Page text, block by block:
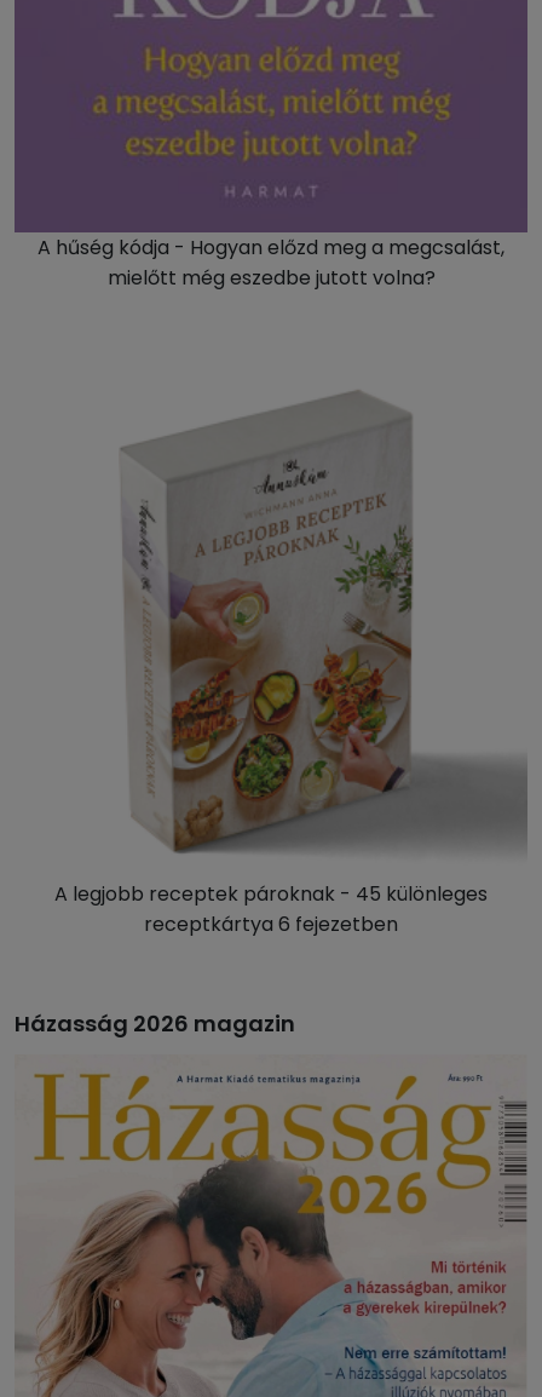
A hűség kódja - Hogyan előzd meg a megcsalást,
mielőtt még eszedbe jutott volna?
A legjobb receptek pároknak - 45 különleges
receptkártya 6 fejezetben
Házasság 2026 magazin